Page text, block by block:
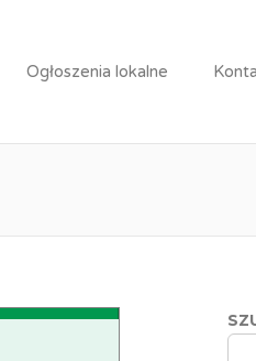
Ogłoszenia lokalne
na